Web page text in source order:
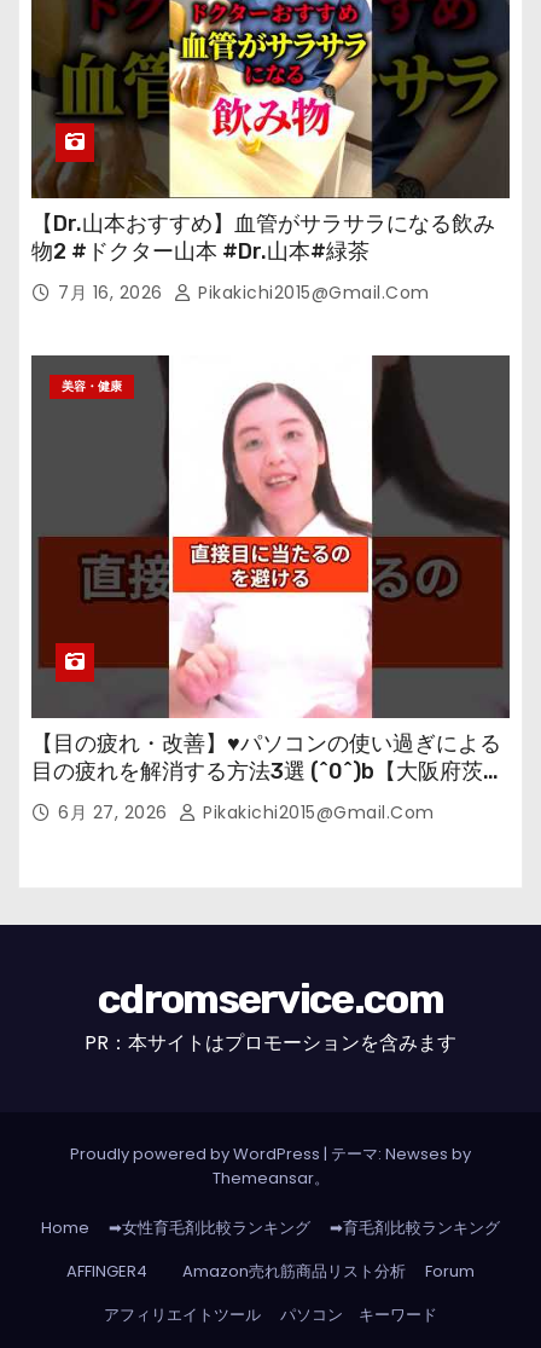
【Dr.山本おすすめ】血管がサラサラになる飲み
物2 #ドクター山本 #Dr.山本#緑茶
7月 16, 2026 Pikakichi2015@gmail.com
美容・健康
【目の疲れ・改善】♥パソコンの使い過ぎによる
目の疲れを解消する方法3選 (^0^)b【大阪府茨木
市の女性・美容鍼灸・整体師が教えます。】
6月 27, 2026 Pikakichi2015@gmail.com
cdromservice.com
PR：本サイトはプロモーションを含みます
Proudly powered by WordPress | テーマ: Newses by
Themeansar。
Home ➡女性育毛剤比較ランキング
➡育毛剤比較ランキング
AFFINGER4
Amazon売れ筋商品リスト分析
Forum
アフィリエイトツール
パソコン キーワード